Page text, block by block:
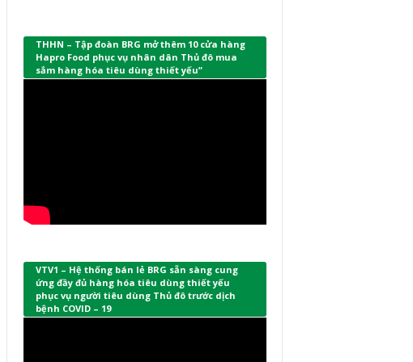
THHN – Tập đoàn BRG mở thêm 10 cửa hàng
Hapro Food phục vụ nhân dân Thủ đô mua
sắm hàng hóa tiêu dùng thiết yếu”
VTV1 – Hệ thống bán lẻ BRG sẵn sàng cung
ứng đầy đủ hàng hóa tiêu dùng thiết yếu
phục vụ người tiêu dùng Thủ đô trước dịch
bệnh COVID – 19